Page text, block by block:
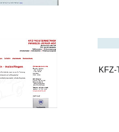
KFZ-